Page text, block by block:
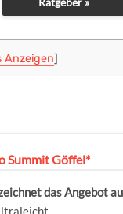
Anzeigen]
Summit Göffel*
das Angebot